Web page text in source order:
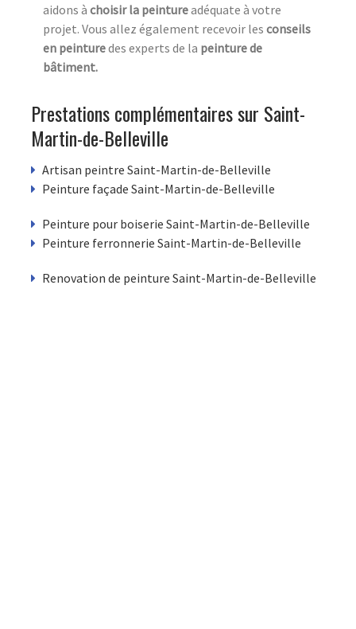
aidons à choisir la peintureadéquate à votre
projet. Vous allez également recevoir les conseils
en peinturedes experts de la peinture de
bâtiment.
Prestations complémentaires sur Saint-
Martin-de-Belleville
Artisan peintre Saint-Martin-de-Belleville
Peinture façade Saint-Martin-de-Belleville
Peinture pour boiserie Saint-Martin-de-Belleville
Peinture ferronnerie Saint-Martin-de-Belleville
Renovation de peinture Saint-Martin-de-Belleville